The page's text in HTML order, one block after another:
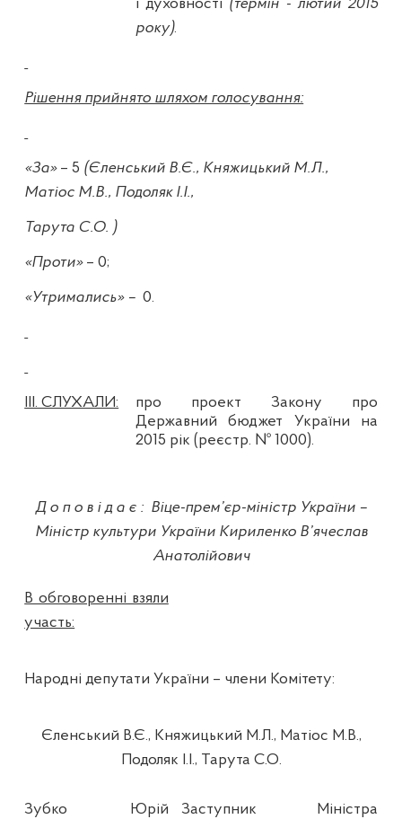
і духовності (термін - лютий 2015
року).
Рішення прийнято шляхом голосування:
«За»– 5 (Єленський В.Є., Княжицький М.Л.,
Матіос М.В., Подоляк І.І.,
Тарута С.О. )
«Проти»– 0;
«Утримались» – 0.
ІІІ. СЛУХАЛИ:
про проект Закону про
Державний бюджет України на
2015 рік (реєстр. № 1000).
Доповідає : Віце-прем’єр-міністр України –
Міністр культури України Кириленко В’ячеслав
Анатолійович
В обговоренні взяли
участь:
Народні депутати України – члени Комітету:
Єленський В.Є., Княжицький М.Л., Матіос М.В.,
Подоляк І.І., Тарута С.О.
Зубко Юрій
Заступник Міністра